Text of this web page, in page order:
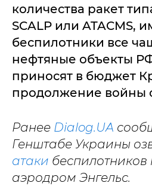
количества ракет
SCALP или ATACMS,
беспилотники все
нефтяные объекты
приносят в бюджет
продолжение войны
Ранее Dialog.UA
Генштабе Украины
атаки
аэродром Энгельс.